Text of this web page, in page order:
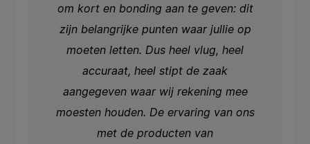
om kort en bonding aan te geven: dit
zijn belangrijke punten waar jullie op
moeten letten. Dus heel vlug, heel
accuraat, heel stipt de zaak
aangegeven waar wij rekening mee
moesten houden. De ervaring van ons
met de producten van